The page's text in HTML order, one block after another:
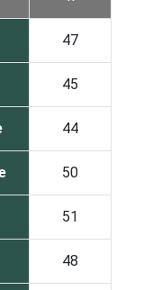
47
45
44
50
51
48